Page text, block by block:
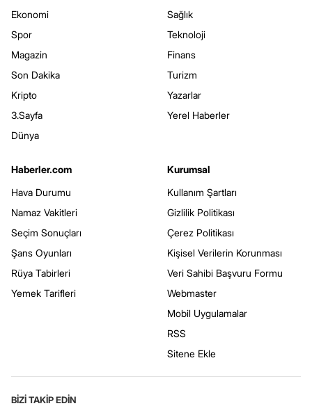
Ekonomi
Spor
Magazin
Son Dakika
Kripto
3.Sayfa
Dünya
Sağlık
Teknoloji
Finans
Turizm
Yazarlar
Yerel Haberler
Haberler.com
Hava Durumu
Namaz Vakitleri
Seçim Sonuçları
Şans Oyunları
Rüya Tabirleri
Yemek Tarifleri
Kurumsal
Kullanım Şartları
Gizlilik Politikası
Çerez Politikası
Kişisel Verilerin Korunması
Veri Sahibi Başvuru Formu
Webmaster
Mobil Uygulamalar
RSS
Sitene Ekle
BİZİ TAKİP EDİN